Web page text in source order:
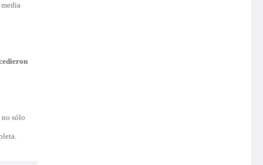
no sólo